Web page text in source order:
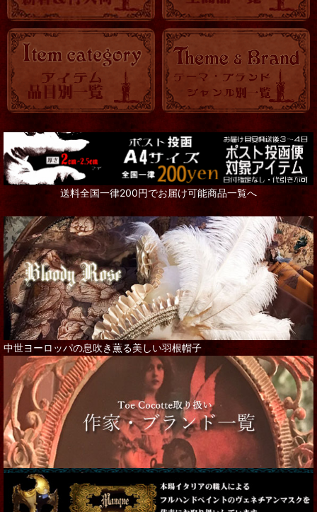
送料全国一律200円でお届け可能商品一覧へ
中世ヨーロッパの息吹き薫る美しい羽根帽子